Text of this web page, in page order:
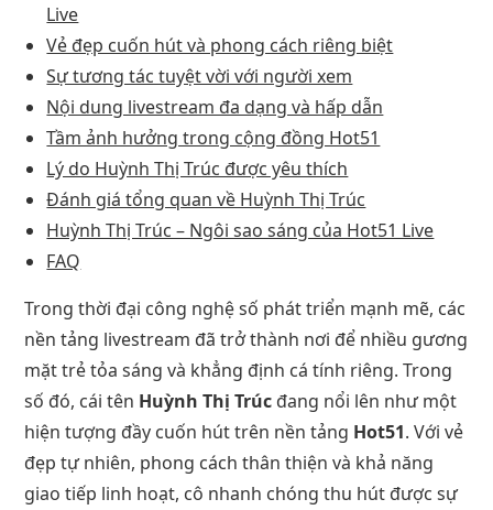
Live
Vẻ đẹp cuốn hút và phong cách riêng biệt
Sự tương tác tuyệt vời với người xem
Nội dung livestream đa dạng và hấp dẫn
Tầm ảnh hưởng trong cộng đồng Hot51
Lý do Huỳnh Thị Trúc được yêu thích
Đánh giá tổng quan về Huỳnh Thị Trúc
Huỳnh Thị Trúc – Ngôi sao sáng của Hot51 Live
FAQ
Trong thời đại công nghệ số phát triển mạnh mẽ, các
nền tảng livestream đã trở thành nơi để nhiều gương
mặt trẻ tỏa sáng và khẳng định cá tính riêng. Trong
số đó, cái tên Huỳnh Thị Trúc đang nổi lên như một
hiện tượng đầy cuốn hút trên nền tảng Hot51. Với vẻ
đẹp tự nhiên, phong cách thân thiện và khả năng
giao tiếp linh hoạt, cô nhanh chóng thu hút được sự